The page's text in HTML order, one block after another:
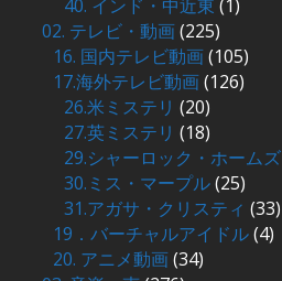
40. インド・中近東 (1)
02. テレビ・動画(225)
16. 国内テレビ動画(105)
17.海外テレビ動画(126)
26.米ミステリ (20)
27.英ミステリ (18)
29.シャーロック・ホームズ
30.ミス・マープル(25)
31.アガサ・クリスティ (33)
19．バーチャルアイドル(4)
20. アニメ動画(34)